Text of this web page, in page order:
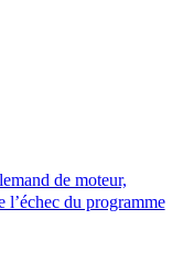
de moteur,
l’échec du programme